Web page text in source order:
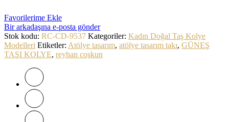
Favorilerime Ekle
Bir arkadaşına e-posta gönder
Stok kodu: RC-CD-9537 Kategoriler: Kadın Doğal Taş Kolye
Modelleri Etiketler: Atölye tasarım, atölye tasarım takı, GÜNEŞ
TAŞI KOLYE, reyhan coşkun